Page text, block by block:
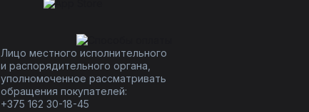
Лицо местного исполнительного
и распорядительного органа,
уполномоченное рассматривать
обращения покупателей:
+375 162 30-18-45